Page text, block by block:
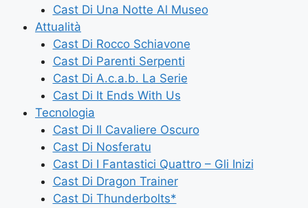
Cast Di Una Notte Al Museo
Attualità
Cast Di Rocco Schiavone
Cast Di Parenti Serpenti
Cast Di A.c.a.b. La Serie
Cast Di It Ends With Us
Tecnologia
Cast Di Il Cavaliere Oscuro
Cast Di Nosferatu
Cast Di I Fantastici Quattro – Gli Inizi
Cast Di Dragon Trainer
Cast Di Thunderbolts*